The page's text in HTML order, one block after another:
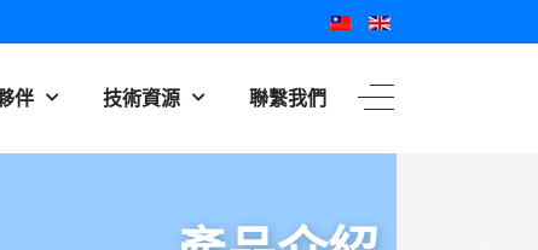
伴 技術資源 聯繫我們